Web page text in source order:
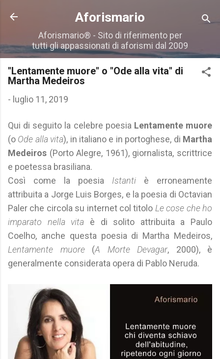
Passa ai contenuti principali
Aforismario
Aforismario® - Sito di riferimento per
tutti gli appassionati di aforismi dal 2009
"Lentamente muore" o "Ode alla vita" di
Martha Medeiros
- luglio 11, 2019
Qui di seguito la celebre poesia Lentamente muore
(o Ode alla vita), in italiano e in portoghese, di Martha
Medeiros (Porto Alegre, 1961), giornalista, scrittrice
e poetessa brasiliana.
Così come la poesia Istanti è erroneamente
attribuita a Jorge Luis Borges, e la poesia di Octavian
Paler che circola su internet col titolo Le cose che ho
imparato nella vita è di solito attribuita a Paulo
Coelho, anche questa poesia di Martha Medeiros,
Lentamente muore(A Morte Devagar, 2000), è
generalmente considerata opera di Pablo Neruda.